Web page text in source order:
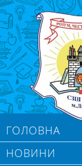
ГОЛОВНА
НОВИНИ